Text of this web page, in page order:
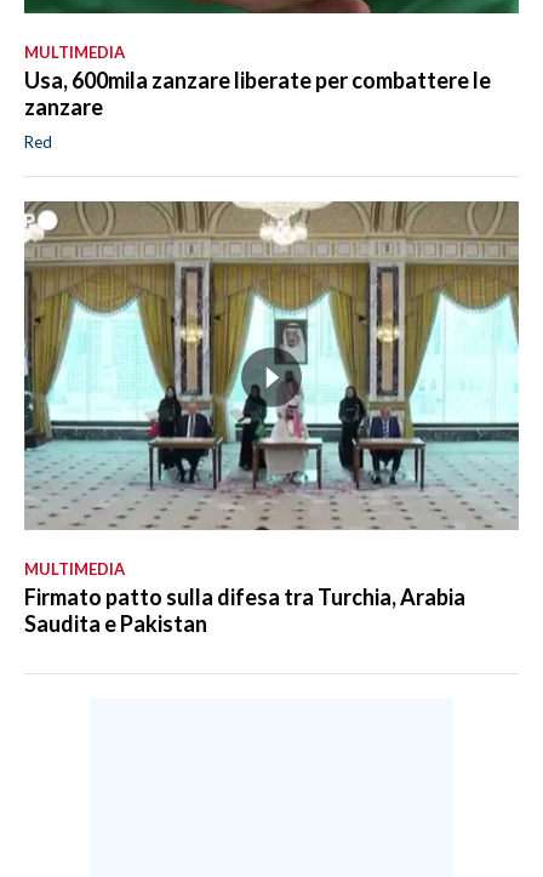
MULTIMEDIA
Usa, 600mila zanzare liberate per combattere le
zanzare
Red
MULTIMEDIA
Firmato patto sulla difesa tra Turchia, Arabia
Saudita e Pakistan